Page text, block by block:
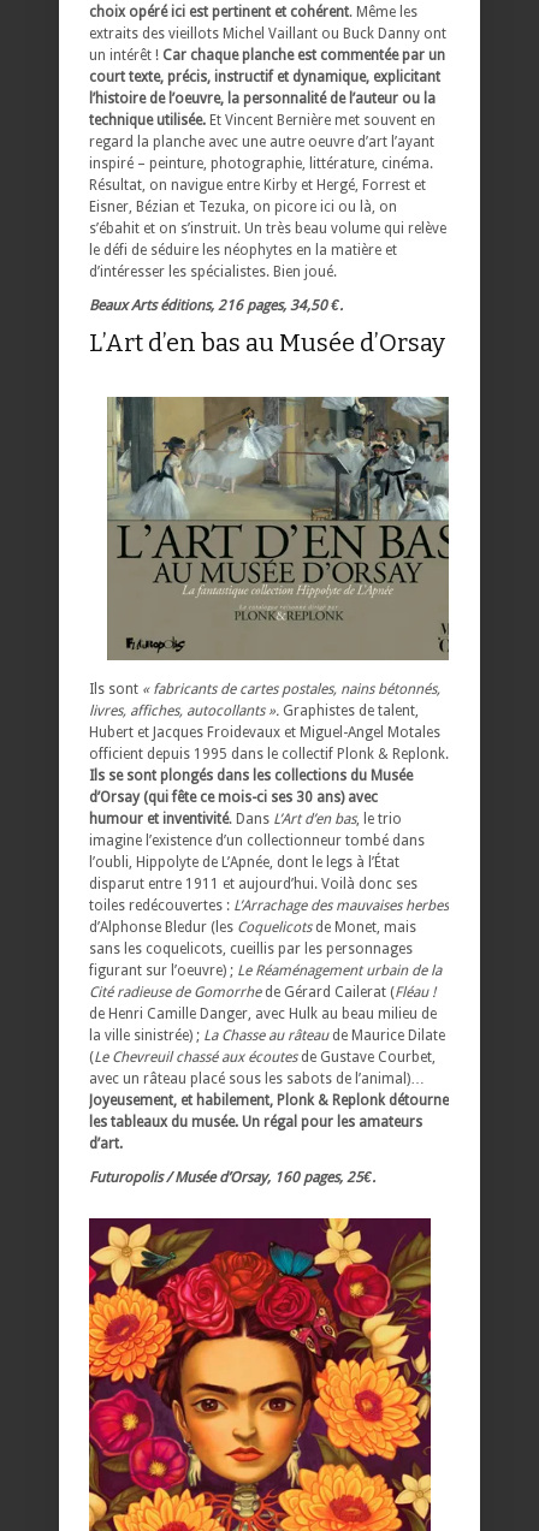
choix opéré ici est pertinent et cohérent. Même les
extraits des vieillots Michel Vaillant ou Buck Danny ont
un intérêt ! Car chaque planche est commentée par un
court texte, précis, instructif et dynamique, explicitant
l’histoire de l’oeuvre, la personnalité de l’auteur ou la
technique utilisée. Et Vincent Bernière met souvent en
regard la planche avec une autre oeuvre d’art l’ayant
inspiré – peinture, photographie, littérature, cinéma.
Résultat, on navigue entre Kirby et Hergé, Forrest et
Eisner, Bézian et Tezuka, on picore ici ou là, on
s’ébahit et on s’instruit. Un très beau volume qui relève
le défi de séduire les néophytes en la matière et
d’intéresser les spécialistes. Bien joué.
Beaux Arts éditions, 216 pages, 34,50 €.
L’Art d’en bas au Musée d’Orsay
Ils sont « fabricants de cartes postales, nains bétonnés,
livres, affiches, autocollants ». Graphistes de talent,
Hubert et Jacques Froidevaux et Miguel-Angel Motales
officient depuis 1995 dans le collectif Plonk & Replonk.
Ils se sont plongés dans les collections du Musée
d’Orsay (qui fête ce mois-ci ses 30 ans) avec
humour et inventivité. Dans L’Art d’en bas, le trio
imagine l’existence d’un collectionneur tombé dans
l’oubli, Hippolyte de L’Apnée, dont le legs à l’État
disparut entre 1911 et aujourd’hui. Voilà donc ses
toiles redécouvertes : L’Arrachage des mauvaises herbes
d’Alphonse Bledur (les Coquelicotsde Monet, mais
sans les coquelicots, cueillis par les personnages
figurant sur l’oeuvre) ; Le Réaménagement urbain de la
Cité radieuse de Gomorrhede Gérard Cailerat (Fléau !
de Henri Camille Danger, avec Hulk au beau milieu de
la ville sinistrée) ; La Chasse au râteaude Maurice Dilate
(Le Chevreuil chassé aux écoutesde Gustave Courbet,
avec un râteau placé sous les sabots de l’animal)…
Joyeusement, et habilement, Plonk & Replonk détourne
les tableaux du musée. Un régal pour les amateurs
d’art.
Futuropolis / Musée d’Orsay, 160 pages, 25€.